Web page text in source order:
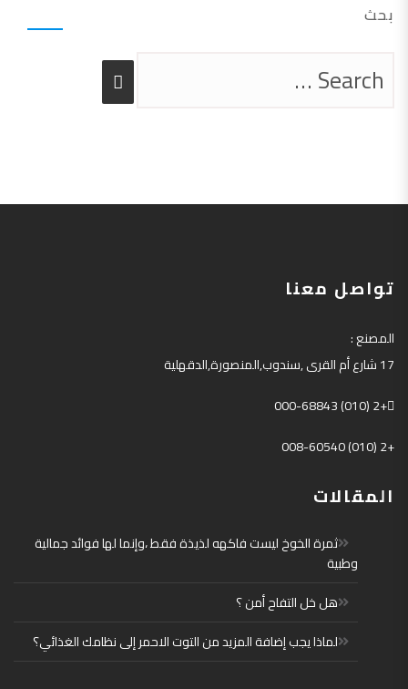
بحث
تواصل معنا
المصنع:
17شارع أم القرى,سندوب,المنصورة,الدقهلية
+2 (010) 000-68843
+2 (010) 008-60540
المقالات
ثمرة الخوخ ليست فاكهه لذيذة فقط ،وإنما لها فوائد جمالية
وطبية
هل خل التفاح أمن ؟
لماذا يجب إضافة المزيد من التوت الاحمر إلى نظامك الغذائي؟